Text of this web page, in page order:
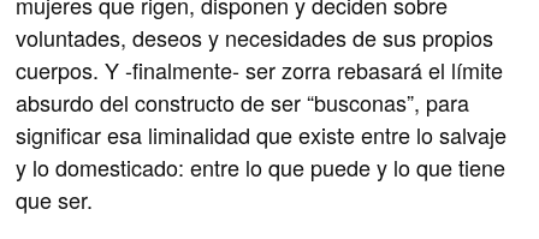
voluntades, deseos y necesidades de sus propios
cuerpos. Y -finalmente- ser zorra rebasará el límite
absurdo del constructo de ser “busconas”, para
significar esa liminalidad que existe entre lo salvaje
y lo domesticado: entre lo que puede y lo que tiene
que ser.